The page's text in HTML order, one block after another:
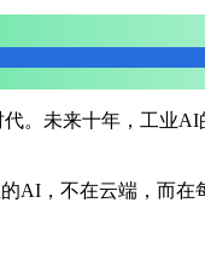
。未来十年，工业
AI，不在云端，而在